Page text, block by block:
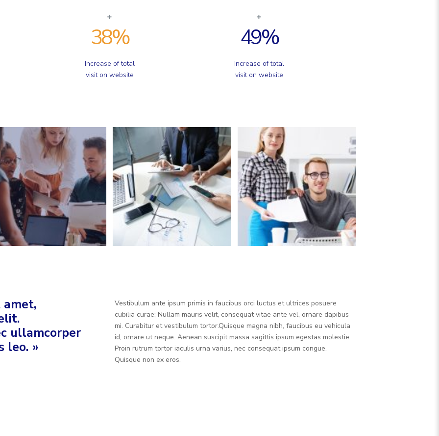
38%
Increase of total
visit on website
49%
Increase of total
visit on website
amet,
ullamcorper
leo. »
Vestibulum ante ipsum primis in faucibus orci luctus et ultrices posuere
cubilia curae; Nullam mauris velit, consequat vitae ante vel, ornare dapibus
mi. Curabitur et vestibulum tortor.Quisque magna nibh, faucibus eu vehicula
id, ornare ut neque. Aenean suscipit massa sagittis ipsum egestas molestie.
Proin rutrum tortor iaculis urna varius, nec consequat ipsum congue.
Quisque non ex eros.